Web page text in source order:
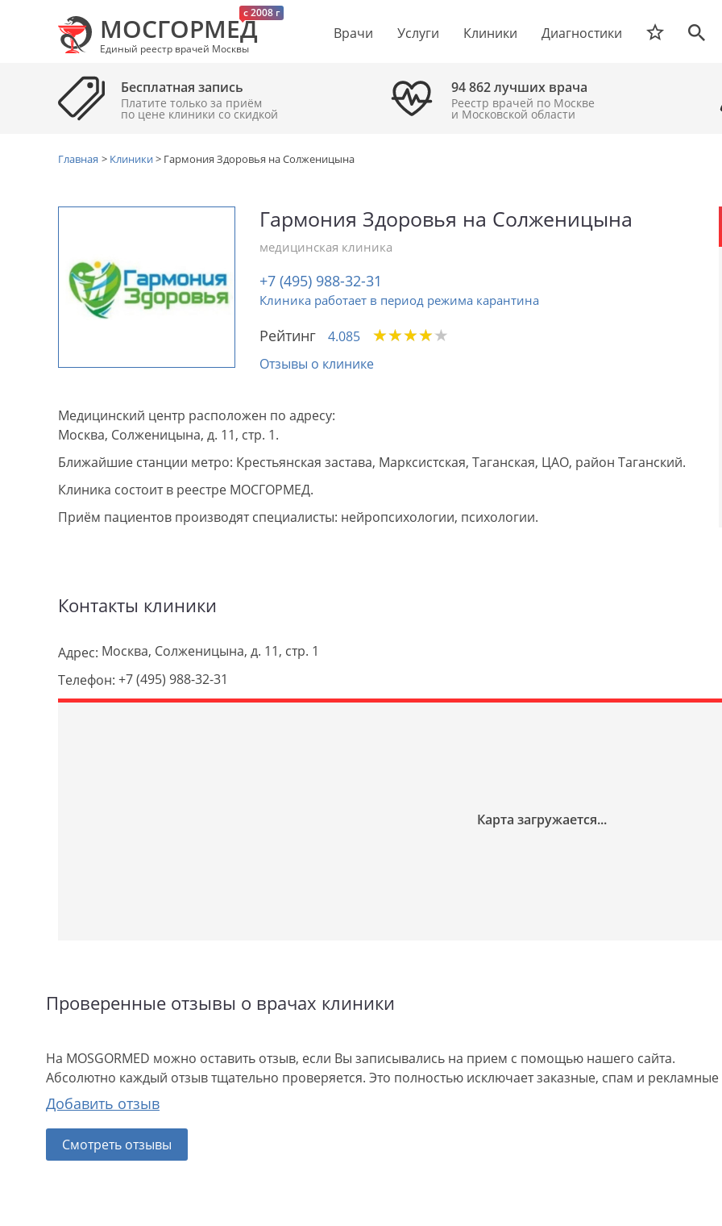
c 2008 г
МОСГОРМЕД
Единый реестр врачей Москвы
Врачи Услуги Клиники Диагностики
Бесплатная запись
Платите только за приём
по цене клиники cо скидкой
94 862 лучших врача
Реестр врачей по Москве
и Московской области
Главная > Клиники> Гармония Здоровья на Солженицына
Гармония Здоровья на Солженицына
медицинская клиника
+7 (495) 988-32-31
Клиника работает в период режима карантина
Рейтинг 4.085 ★★★★★
★★★★★
Отзывы о клинике
Медицинский центр расположен по адресу:
Москва, Солженицына, д. 11, стр. 1.
Ближайшие станции метро: Крестьянская застава, Марксистская, Таганская, ЦАО, район Таганский.
Клиника состоит в реестре МОСГОРМЕД.
Приём пациентов производят специалисты: нейропсихологии, психологии.
Контакты клиники
Адрес: Москва, Солженицына, д. 11, стр. 1
Телефон: +7 (495) 988-32-31
Проверенные отзывы о врачах клиники
На MOSGORMED можно оставить отзыв, если Вы записывались на прием с помощью нашего сайта.
Абсолютно каждый отзыв тщательно проверяется. Это полностью исключает заказные, спам и
Добавить отзыв
Смотреть отзывы